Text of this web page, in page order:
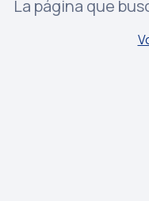
La página que